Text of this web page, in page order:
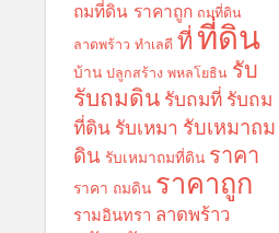
ถมที่ดิน ราคาถูก ถมที่ดิน
ลาดพร้าว ทำเลดี ที่ ที่ดิน
บ้าน ปลูกสร้าง พหลโยธิน รับ
รับถมดิน รับถมที่ รับถม
ที่ดิน รับเหมา รับเหมาถม
ดิน รับเหมาถมที่ดิน ราคา
ราคา ถมดิน ราคาถูก
รามอินทรา ลาดพร้าว